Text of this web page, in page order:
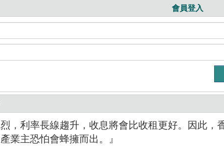
會員登入
烈，利率長線趨升，收息將會比收租更好。因此，
業主恐怕會蜂擁而出。』